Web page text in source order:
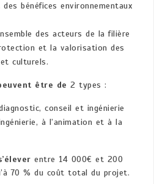
bénéfices environnementaux
des acteurs de la filière
et la valorisation des
culturels.
être de 2 types :
conseil et ingénierie
à l’animation et à la
entre 14 000€ et 200
70 % du coût total du projet.